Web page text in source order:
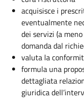
acquisisce i
eventualmente
dei servizi (a
domanda dal
valuta la
formula una
dettagliata
giuridica